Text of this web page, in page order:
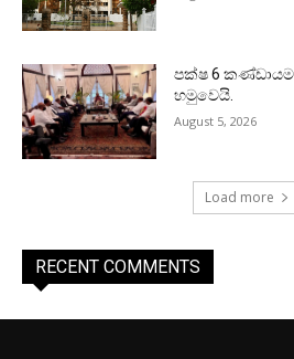
පක්ෂ 6
හමුවෙයි.
August 5, 2026
Load more
RECENT COMMENTS